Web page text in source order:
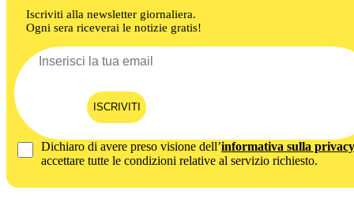
Iscriviti alla newsletter giornaliera.
Ogni sera riceverai le notizie gratis!
ISCRIVITI
Dichiaro di avere preso visione dell’informativa sulla privacy
accettare tutte le condizioni relative al servizio richiesto.